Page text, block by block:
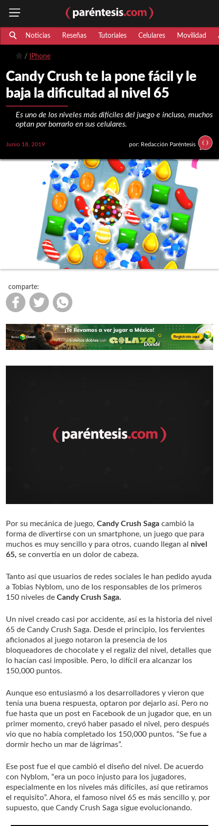
Noticias Reseñas Tutoriales Celulares Movilidad
IPhone
Candy Crush te la pone fácil y le
baja la dificultad al nivel 65
Es uno de los niveles más difíciles del juego e incluso, muchos
optan por borrarlo en sus celulares.
Junio 18, 2019 por: Redacción Paréntesis
comparte:
Por su mecánica de juego, Candy Crush Saga cambió la
forma de divertirse con un smartphone, un juego que para
muchos es muy sencillo y para otros, cuando llegan al nivel
65, se convertía en un dolor de cabeza.
Tanto así que usuarios de redes sociales le han pedido ayuda
a Tobias Nyblom, uno de los responsables de los primeros
150 niveles de Candy Crush Saga.
Un nivel creado casi por accidente, así es la historia del nivel
65 de Candy Crush Saga. Desde el principio, los fervientes
aficionados al juego notaron la presencia de los
bloqueadores de chocolate y el regaliz del nivel, detalles que
lo hacían casi imposible. Pero, lo difícil era alcanzar los
150,000 puntos.
Aunque eso entusiasmó a los desarrolladores y vieron que
tenía una buena respuesta, optaron por dejarlo así. Pero no
fue hasta que un post en Facebook de un jugador que, en un
primer momento, creyó haber pasado el nivel, pero después
vio que no había completado los 150,000 puntos. “Se fue a
dormir hecho un mar de lágrimas”.
Ese post fue el que cambió el diseño del nivel. De acuerdo
con Nyblom, “era un poco injusto para los jugadores,
especialmente en los niveles más difíciles, así que retiramos
el requisito”. Ahora, el famoso nivel 65 es más sencillo y, por
supuesto, que Candy Crush Saga sigue evolucionando.